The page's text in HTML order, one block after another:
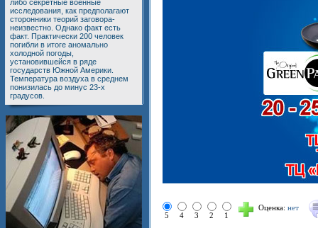
либо секретные военные
исследования, как предполагают
сторонники теорий заговора-
неизвестно. Однако факт есть
факт. Практически 200 человек
погибли в итоге аномально
холодной погоды,
установившейся в ряде
государств Южной Америки.
Температура воздуха в среднем
понизилась до минус 23-х
градусов.
5 4 3 2 1
Оценка: нет